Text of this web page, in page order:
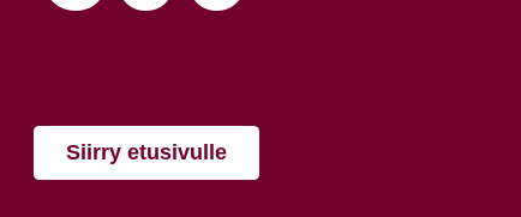
Siirry etusivulle